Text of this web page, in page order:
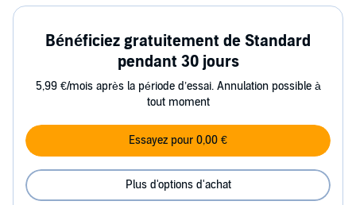
Bénéficiez gratuitement de Standard
pendant 30 jours
5,99 €/mois après la période d’essai. Annulation possible à
tout moment
Essayez pour 0,00 €
Plus d'options d'achat